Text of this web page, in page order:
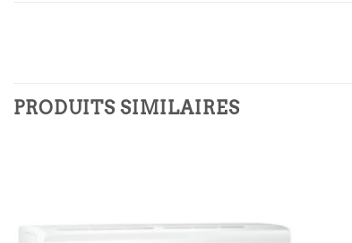
PRODUITS SIMILAIRES
d’envies